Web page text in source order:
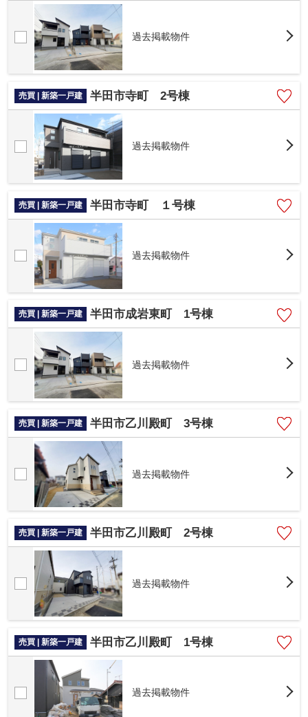
過去掲載物件
売買 | 新築一戸建 半田市寺町 2号棟
過去掲載物件
売買 | 新築一戸建 半田市寺町 １号棟
過去掲載物件
売買 | 新築一戸建 半田市成岩東町 1号棟
過去掲載物件
売買 | 新築一戸建 半田市乙川殿町 3号棟
過去掲載物件
売買 | 新築一戸建 半田市乙川殿町 2号棟
過去掲載物件
売買 | 新築一戸建 半田市乙川殿町 1号棟
過去掲載物件